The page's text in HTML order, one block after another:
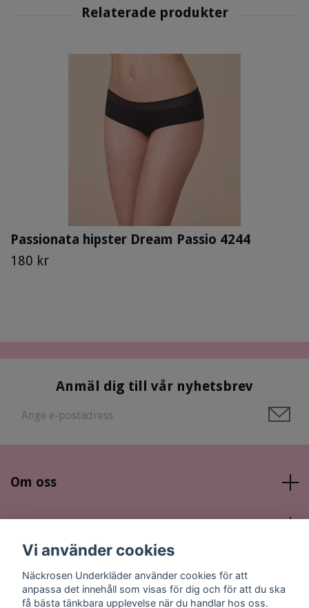
Passionata hipster Dream Passio 4244
180 kr
Anmäl dig till vår nyhetsbrev
Om oss
Sociala medier
Vi använder cookies
Näckrosen Underkläder använder cookies för att
anpassa det innehåll som visas för dig och för att du ska
få bästa tänkbara upplevelse när du handlar hos oss.